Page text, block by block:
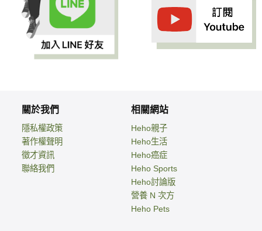
關於我們
隱私權政策
著作權聲明
徵才資訊
聯絡我們
相關網站
Heho親子
Heho生活
Heho癌症
Heho Sports
Heho討論版
營養 N 次方
Heho Pets